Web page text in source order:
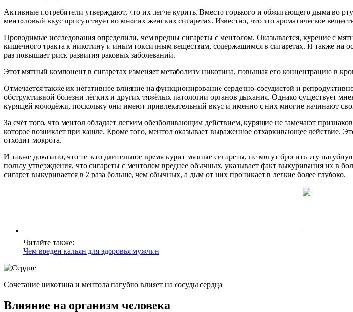
Активные потребители утверждают, что их легче курить. Вместо горького и обжигающего дыма во
ментоловый вкус присутствует во многих женских сигаретах. Известно, что это ароматическое
Проводимые исследования определили, чем вредны сигареты с ментолом. Оказывается, курение с
кишечного тракта к никотину и иным токсичным веществам, содержащимся в сигаретах. И также на
раз повышает риск развития раковых заболеваний.
Этот мятный компонент в сигаретах изменяет метаболизм никотина, повышая его концентрацию в
Отмечается также их негативное влияние на функционирование сердечно-сосудистой и
обструктивной болезни лёгких и других тяжёлых патологии органов дыхания. Однако существует
курящей молодёжи, поскольку они имеют привлекательный вкус и именно с них многие начинают
За счёт того, что ментол обладает легким обезболивающим действием, курящие не замечают
которое возникает при кашле. Кроме того, ментол оказывает выраженное отхаркивающее действие.
отходит мокрота.
И также доказано, что те, кто длительное время курит мятные сигареты, не могут бросить эту
пользу утверждения, что сигареты с ментолом вреднее обычных, указывает факт выкуривания их в
сигарет выкуривается в 2 раза больше, чем обычных, а дым от них проникает в легкие более глубоко.
Читайте также:
Чем вреден кальян для здоровья мужчин
Сочетание никотина и ментола пагубно влияет на сосуды сердца
Влияние на организм человека